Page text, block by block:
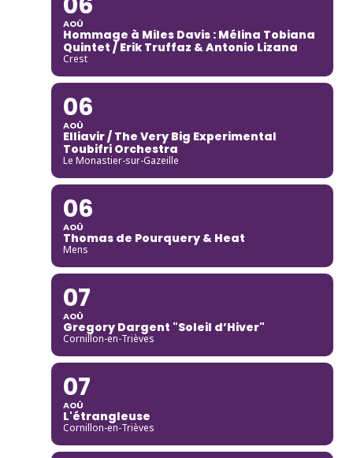
AOÛ
Hommage à Miles Davis : Mélina Tobiana
Quintet / Erik Truffaz & Antonio Lizana
Crest
06
AOÛ
Elliavir / The Very Big Experimental
Toubifri Orchestra
Le Monastier-sur-Gazeille
06
AOÛ
Thomas de Pourquery & Heat
Mens
07
AOÛ
Gregory Dargent "Soleil d’Hiver"
Cornillon-en-Trièves
07
AOÛ
L'étrangleuse
Cornillon-en-Trièves